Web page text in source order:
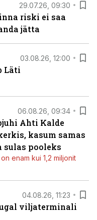
29.07.26, 09:30
riski ei saa
jätta
03.08.26, 12:00
Läti
06.08.26, 09:34
Ahti Kalde
kasum samas
pooleks
enam kui 1,2 miljonit
04.08.26, 11:23
viljaterminali